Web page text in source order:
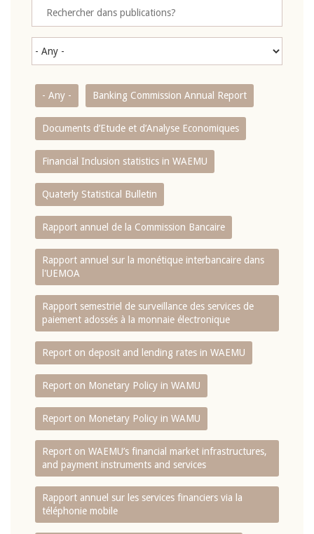
- Any - Banking Commission Annual Report
Documents d’Etude et d’Analyse Economiques
Financial Inclusion statistics in WAEMU
Quaterly Statistical Bulletin
Rapport annuel de la Commission Bancaire
Rapport annuel sur la monétique interbancaire dans
l'UEMOA
Rapport semestriel de surveillance des services de
paiement adossés à la monnaie électronique
Report on deposit and lending rates in WAEMU
Report on Monetary Policy in WAMU
Report on Monetary Policy in WAMU
Report on WAEMU’s financial market infrastructures,
and payment instruments and services
Rapport annuel sur les services financiers via la
téléphonie mobile